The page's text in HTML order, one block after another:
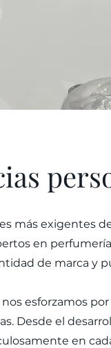
más exigentes
en
de marca y
esforzamos
Desde el
en